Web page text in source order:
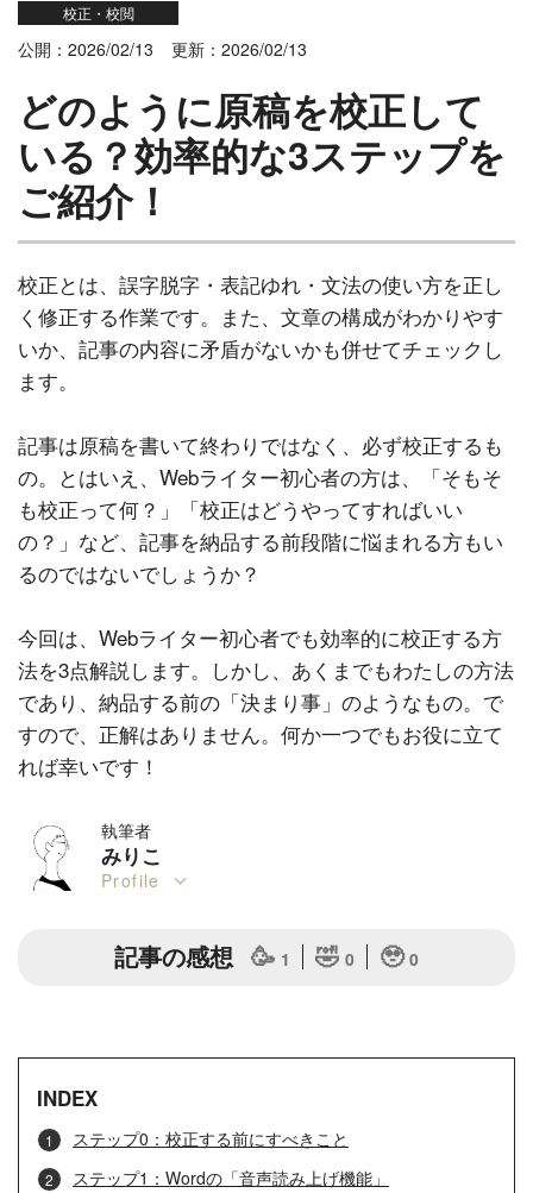
校正・校閲
公開：2026/02/13 更新：2026/02/13
どのように原稿を校正して
いる？効率的な3ステップを
ご紹介！
校正とは、誤字脱字・表記ゆれ・文法の使い方を正し
く修正する作業です。また、文章の構成がわかりやす
いか、記事の内容に矛盾がないかも併せてチェックし
ます。
記事は原稿を書いて終わりではなく、必ず校正するも
の。とはいえ、Webライター初心者の方は、「そもそ
も校正って何？」「校正はどうやってすればいい
の？」など、記事を納品する前段階に悩まれる方もい
るのではないでしょうか？
今回は、Webライター初心者でも効率的に校正する方
法を3点解説します。しかし、あくまでもわたしの方法
であり、納品する前の「決まり事」のようなもの。で
すので、正解はありません。何か一つでもお役に立て
れば幸いです！
執筆者
みりこ
Profile
記事の感想 🥳 1 🤣 0 🥹 0
INDEX
ステップ0：校正する前にすべきこと
ステップ1：Wordの「音声読み上げ機能」